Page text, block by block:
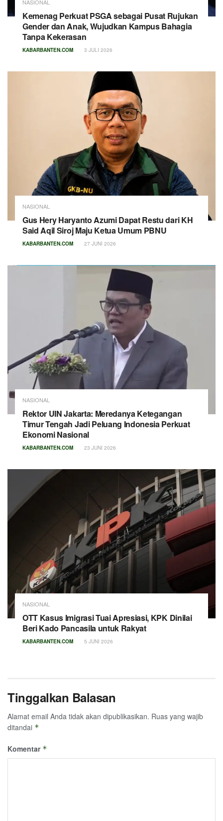
NASIONAL
Kemenag Perkuat PSGA sebagai Pusat Rujukan
Gender dan Anak, Wujudkan Kampus Bahagia
Tanpa Kekerasan
KABARBANTEN.COM 3 JULI 2026
NASIONAL
Gus Hery Haryanto Azumi Dapat Restu dari KH
Said Aqil Siroj Maju Ketua Umum PBNU
KABARBANTEN.COM 27 JUNI 2026
NASIONAL
Rektor UIN Jakarta: Meredanya Ketegangan
Timur Tengah Jadi Peluang Indonesia Perkuat
Ekonomi Nasional
KABARBANTEN.COM 23 JUNI 2026
NASIONAL
OTT Kasus Imigrasi Tuai Apresiasi, KPK Dinilai
Beri Kado Pancasila untuk Rakyat
KABARBANTEN.COM 5 JUNI 2026
Tinggalkan Balasan
Alamat email Anda tidak akan dipublikasikan. Ruas yang wajib
ditandai *
Komentar *